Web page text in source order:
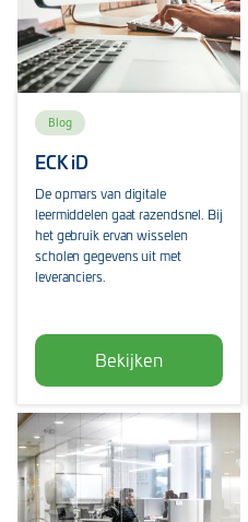
Blog
ECK iD
De opmars van digitale
leermiddelen gaat razendsnel. Bij
het gebruik ervan wisselen
scholen gegevens uit met
leveranciers.
Bekijken